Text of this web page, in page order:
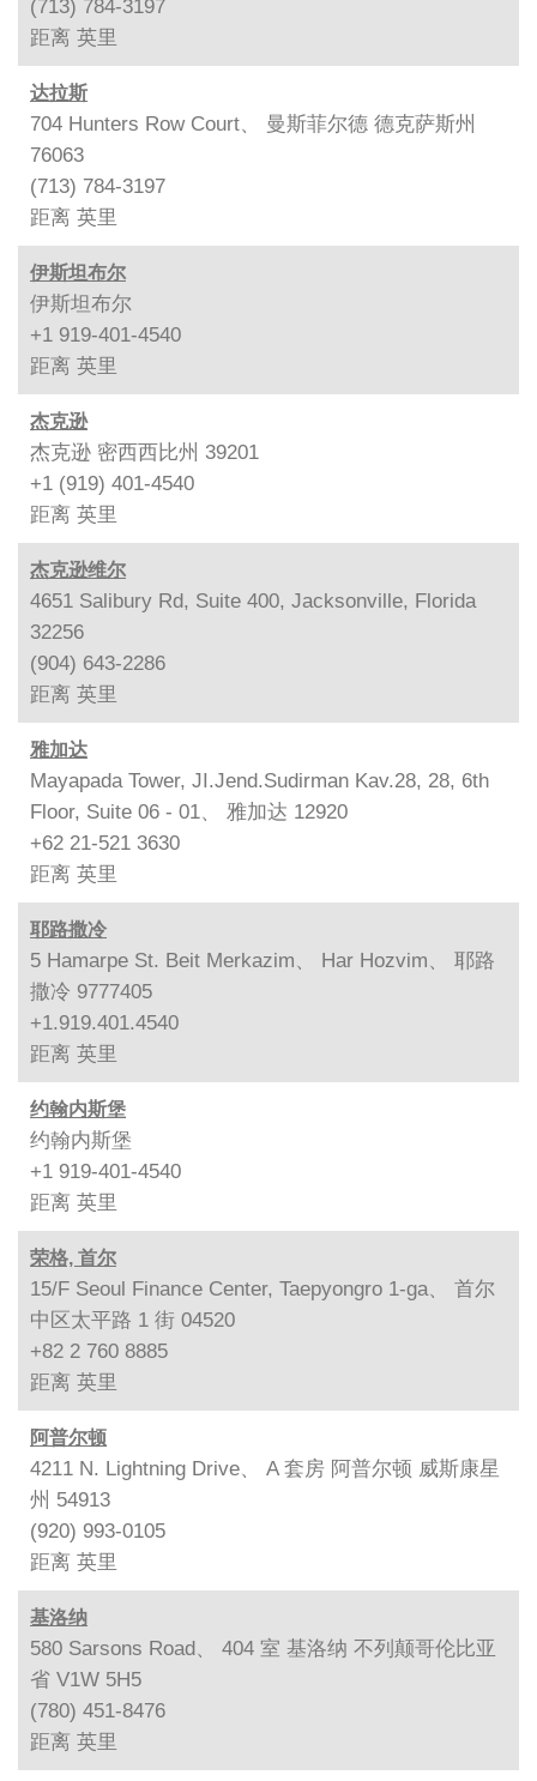
(713) 784-3197
距离 英里
达拉斯
704 Hunters Row Court、 曼斯菲尔德 德克萨斯州
76063
(713) 784-3197
距离 英里
伊斯坦布尔
伊斯坦布尔
+1 919-401-4540
距离 英里
杰克逊
杰克逊 密西西比州 39201
+1 (919) 401-4540
距离 英里
杰克逊维尔
4651 Salibury Rd, Suite 400, Jacksonville, Florida
32256
(904) 643-2286
距离 英里
雅加达
Mayapada Tower, JI.Jend.Sudirman Kav.28, 28, 6th
Floor, Suite 06 - 01、 雅加达 12920
+62 21-521 3630
距离 英里
耶路撒冷
5 Hamarpe St. Beit Merkazim、 Har Hozvim、 耶路
撒冷 9777405
+1.919.401.4540
距离 英里
约翰内斯堡
约翰内斯堡
+1 919-401-4540
距离 英里
荣格, 首尔
15/F Seoul Finance Center, Taepyongro 1-ga、 首尔
中区太平路 1 街 04520
+82 2 760 8885
距离 英里
阿普尔顿
4211 N. Lightning Drive、 A 套房 阿普尔顿 威斯康星
州 54913
(920) 993-0105
距离 英里
基洛纳
580 Sarsons Road、 404 室 基洛纳 不列颠哥伦比亚
省 V1W 5H5
(780) 451-8476
距离 英里